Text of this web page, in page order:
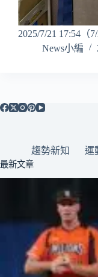
2025/7/21 17:54（
News小編
趨勢新知 運
最新文章